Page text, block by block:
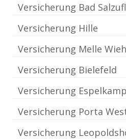
Versicherung Bad
Versicherung Hille
Versicherung Melle
Versicherung Bielefeld
Versicherung Espelkamp
Versicherung Porta
Versicherung